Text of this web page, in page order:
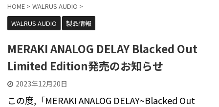
HOME > WALRUS AUDIO >
WALRUS AUDIO
製品情報
MERAKI ANALOG DELAY Blacked Out
Limited Edition発売のお知らせ
2023年12月20日
この度,「MERAKI ANALOG DELAY~Blacked Out